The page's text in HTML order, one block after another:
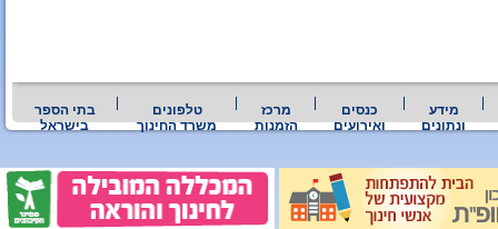
מידע
ונתונים
כנסים
ואירועים
מרכז
הזמנות
טלפונים
משרד החינוך
בתי הספר
בישראל